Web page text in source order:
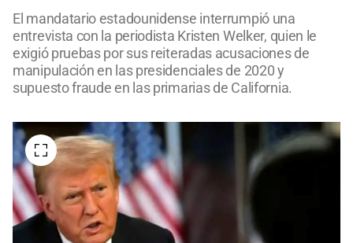
El mandatario estadounidense interrumpió una
entrevista con la periodista Kristen Welker, quien le
exigió pruebas por sus reiteradas acusaciones de
manipulación en las presidenciales de 2020 y
supuesto fraude en las primarias de California.